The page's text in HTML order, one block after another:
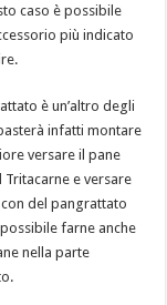
caso è possibile
più indicato
è un’altro degli
infatti montare
versare il pane
e versare
del pangrattato
farne anche
nella parte